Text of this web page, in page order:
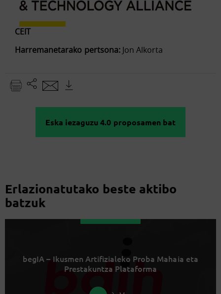
CEIT
Harremanetarako pertsona:Jon Alkorta
Eska iezaguzu 4.0 proposamen bat
Erlazionatutako beste aktibo
batzuk
begIA – Ikusmen Artifizialeko Proba Mahaia eta
Prestakuntza Plataforma